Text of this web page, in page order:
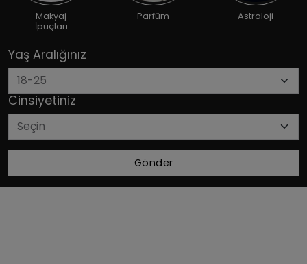
Makyaj
İpuçları
Parfüm Astroloji
Yaş Aralığınız
Cinsiyetiniz
Gönder